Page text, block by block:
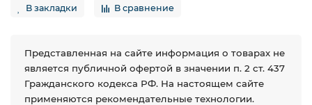
В закладки В сравнение
Представленная на сайте информация о товарах не
является публичной офертой в значении п. 2 ст. 437
Гражданского кодекса РФ. На настоящем сайте
применяются рекомендательные технологии.